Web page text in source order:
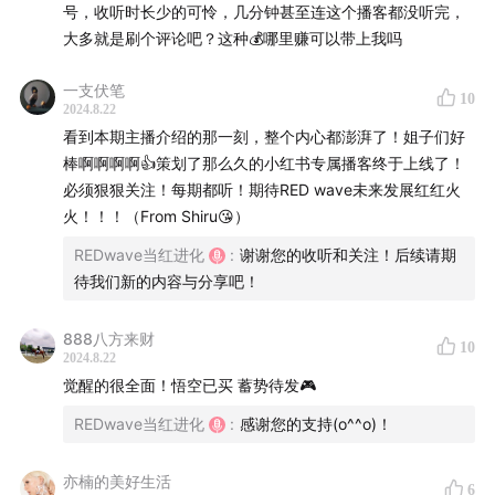
号，收听时长少的可怜，几分钟甚至连这个播客都没听完，
大多就是刷个评论吧？这种💰哪里赚可以带上我吗
一支伏笔
2024.8.22
10
看到本期主播介绍的那一刻，整个内心都澎湃了！姐子们好
棒啊啊啊啊👍策划了那么久的小红书专属播客终于上线了！
必须狠狠关注！每期都听！期待RED wave未来发展红红火
火！！！（From Shiru😘）
REDwave当红进化 : 谢谢您的收听和关注！后续请期
待我们新的内容与分享吧！
888八方来财
2024.8.22
10
觉醒的很全面！悟空已买 蓄势待发🎮
REDwave当红进化 : 感谢您的支持(o^^o)！
亦楠的美好生活 6